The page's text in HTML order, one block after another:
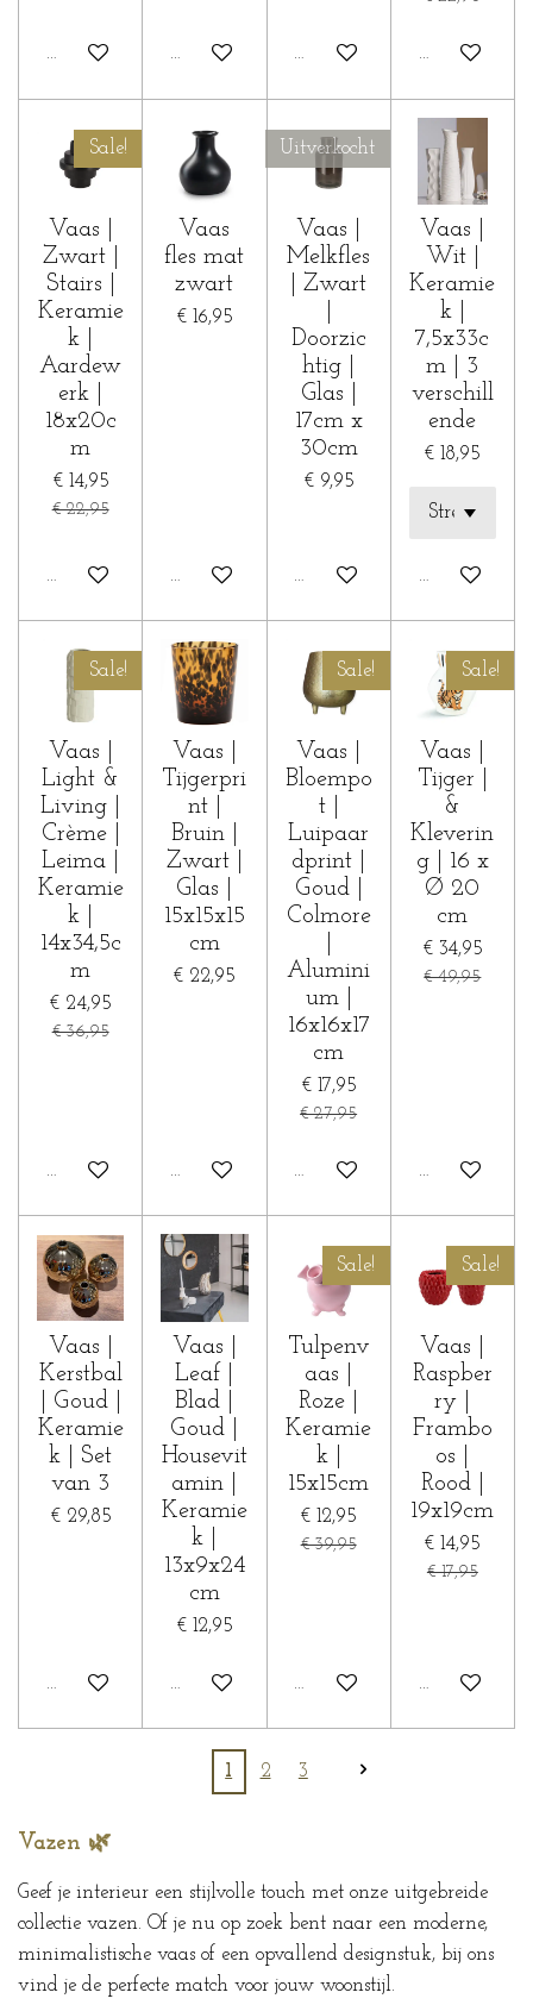
In winkelwagenIn winkelwagenIn winkelwagenIn
Sale!
Vaas |
Zwart |
Stairs |
Keramie
k |
Aardew
erk |
18x20c
m
€ 14,95
€ 22,95
In winkelwagen
Vaas
fles mat
zwart
€ 16,95
In winkelwagen
Uitverkocht
Vaas |
Melkfles
| Zwart
Doorzic
htig |
Glas |
17cm x
30cm
€ 9,95
Houd mij op de hoogte
Vaas |
Wit |
Keramie
k |
7,5x33c
m | 3
verschill
ende
€ 18,95
In
Sale!
Vaas |
Light &
Living |
Crème |
Leima |
Keramie
k |
14x34,5c
m
€ 24,95
€ 36,95
In winkelwagen
Vaas |
Tijgerpri
nt |
Bruin |
Zwart |
Glas |
15x15x15
cm
€ 22,95
In winkelwagen
Sale!
Vaas |
Bloempo
t |
Luipaar
dprint |
Goud |
Colmore
Alumini
um |
16x16x17
cm
€ 17,95
€ 27,95
In winkelwagen
Sale!
Vaas |
Tijger |
&
Kleverin
g | 16 x
Ø 20
cm
€ 34,95
€ 49,95
In
Vaas |
Kerstbal
| Goud |
Keramie
k | Set
van 3
€ 29,85
In winkelwagen
Vaas |
Leaf |
Blad |
Goud |
Housevit
amin |
Keramie
k |
13x9x24
cm
€ 12,95
In winkelwagen
Sale!
Tulpenv
aas |
Roze |
Keramie
k |
15x15cm
€ 12,95
€ 39,95
In winkelwagen
Sale!
Vaas |
Raspber
ry |
Frambo
os |
Rood |
19x19cm
€ 14,95
€ 17,95
In
1 2 3
Vazen 🌿
Geef je interieur een stijlvolle touch met onze uitgebreide
collectie vazen. Of je nu op zoek bent naar een moderne,
minimalistische vaas of een opvallend designstuk, bij ons
vind je de perfecte match voor jouw woonstijl.